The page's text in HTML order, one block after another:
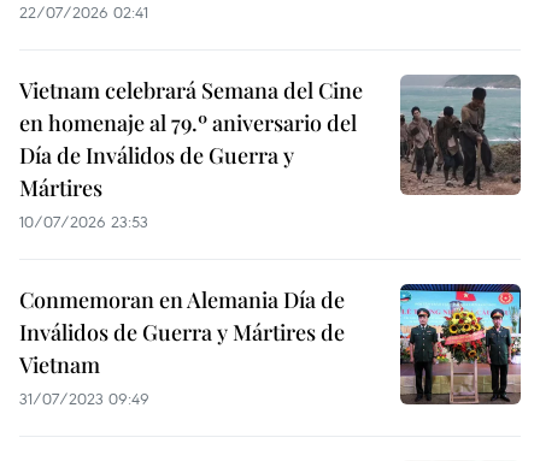
22/07/2026 02:41
Vietnam celebrará Semana del Cine
en homenaje al 79.º aniversario del
Día de Inválidos de Guerra y
Mártires
10/07/2026 23:53
Conmemoran en Alemania Día de
Inválidos de Guerra y Mártires de
Vietnam
31/07/2023 09:49